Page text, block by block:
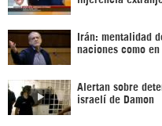
Irán: mentalidad
naciones como en
Alertan sobre
israelí de Damon